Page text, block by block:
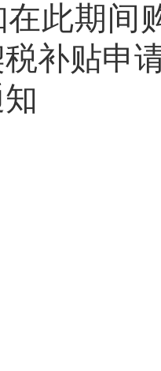
此期间
补贴申